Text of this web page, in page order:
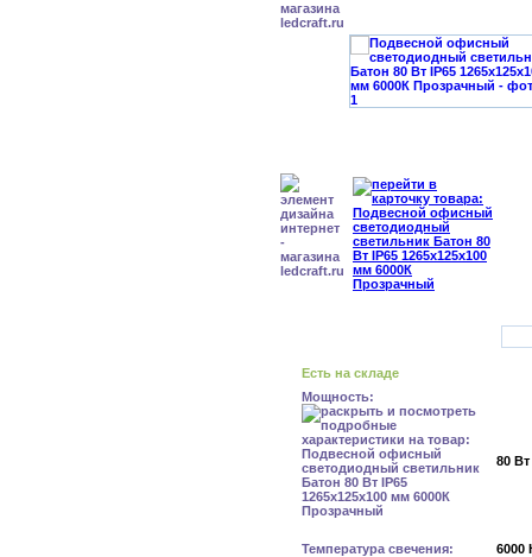
Есть на складе
Мощность:
80 Вт
Температура свечения: 6000